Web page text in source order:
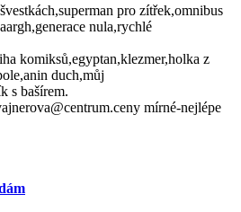
pro zítřek,omnibus
nula,rychlé
komiksů,egyptan,klezmer,holka z
duch,můj
s bašírem.
mírné-nejlépe